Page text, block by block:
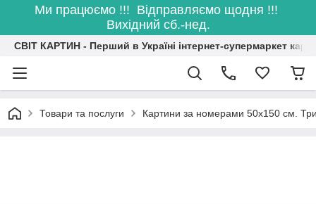
Ми працюємо !!! Відправляємо щодня !!!
Вихідний сб.-нед.
СВІТ КАРТИН - Перший в Україні інтернет-супермаркет
Товари та послуги Картини за номерами 50х150 см.